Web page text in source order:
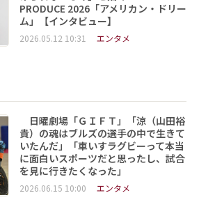
PRODUCE 2026「アメリカン・ドリー
ム」【インタビュー】
2026.05.12 10:31 エンタメ
日曜劇場「ＧＩＦＴ」「涼（山田裕
貴）の魂はブルズの選手の中で生きて
いたんだ」「車いすラグビーって本当
に面白いスポーツだと思ったし、試合
を見に行きたくなった」
2026.06.15 10:00 エンタメ